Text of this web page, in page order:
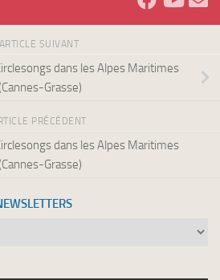
ARTICLE SUIVANT
dans les Alpes Maritimes
(Cannes-Grasse)
PRÉCÉDENT
dans les Alpes Maritimes
(Cannes-Grasse)